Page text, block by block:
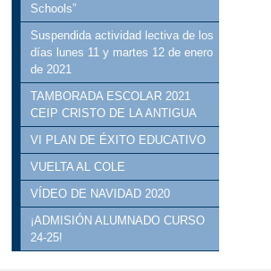
Schools”
Suspendida actividad lectiva de los
días lunes 11 y martes 12 de enero
de 2021
TAMBORADA ESCOLAR 2021
CEIP CRISTO DE LA ANTIGUA
VI PLAN DE ÉXITO EDUCATIVO
VUELTA AL COLE
VÍDEO DE NAVIDAD 2020
¡ADMISIÓN ALUMNADO CURSO
24-25!